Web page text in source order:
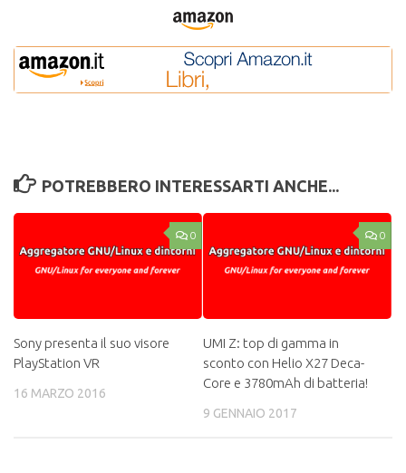
POTREBBERO INTERESSARTI ANCHE...
0
Sony presenta il suo visore
PlayStation VR
16 MARZO 2016
0
UMI Z: top di gamma in
sconto con Helio X27 Deca-
Core e 3780mAh di batteria!
9 GENNAIO 2017